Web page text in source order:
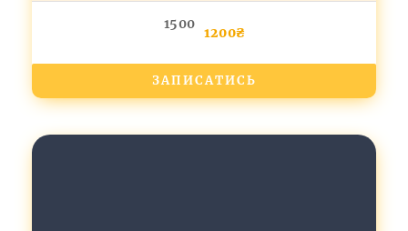
1500
1200₴
ЗАПИСАТИСЬ